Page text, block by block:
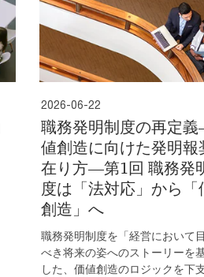
2026-06-22
職務発明制度の再定
値創造に向けた発明報
在り方―第1回 職務発
度は「法対応」から「
創造」へ
職務発明制度を「経営において
べき将来の姿へのストーリーを
した、価値創造のロジックを下